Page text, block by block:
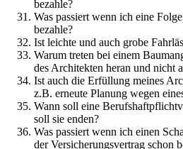
bezahle?
Was passiert wenn ich eine
bezahle?
Ist leichte und auch grobe
Warum treten bei einem
des Architekten heran und nicht
Ist auch die Erfüllung meines
z.B. erneute Planung wegen
Wann soll eine
soll sie enden?
Was passiert wenn ich einen
der Versicherungsvertrag schon